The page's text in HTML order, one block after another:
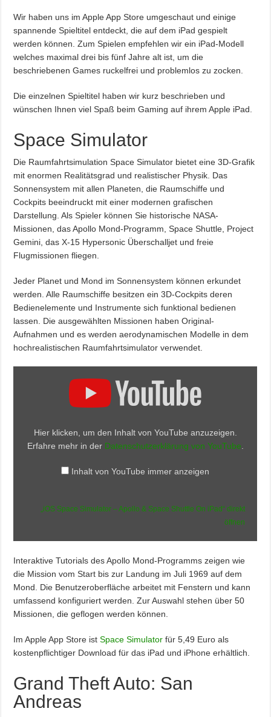
Wir haben uns im Apple App Store umgeschaut und einige
spannende Spieltitel entdeckt, die auf dem iPad gespielt
werden können. Zum Spielen empfehlen wir ein iPad-Modell
welches maximal drei bis fünf Jahre alt ist, um die
beschriebenen Games ruckelfrei und problemlos zu zocken.
Die einzelnen Spieltitel haben wir kurz beschrieben und
wünschen Ihnen viel Spaß beim Gaming auf ihrem Apple iPad.
Space Simulator
Die Raumfahrtsimulation Space Simulator bietet eine 3D-Grafik
mit enormen Realitätsgrad und realistischer Physik. Das
Sonnensystem mit allen Planeten, die Raumschiffe und
Cockpits beeindruckt mit einer modernen grafischen
Darstellung. Als Spieler können Sie historische NASA-
Missionen, das Apollo Mond-Programm, Space Shuttle, Project
Gemini, das X-15 Hypersonic Überschalljet und freie
Flugmissionen fliegen.
Jeder Planet und Mond im Sonnensystem können erkundet
werden. Alle Raumschiffe besitzen ein 3D-Cockpits deren
Bedienelemente und Instrumente sich funktional bedienen
lassen. Die ausgewählten Missionen haben Original-
Aufnahmen und es werden aerodynamischen Modelle in dem
hochrealistischen Raumfahrtsimulator verwendet.
Shuttle
iPad“
Hier klicken, um den Inhalt von YouTube anzuzeigen.
Erfahre mehr in der Datenschutzerklärung von YouTube
Inhalt von YouTube immer anzeigen
„iOS Space Simulator – Apollo & Space Shuttle On iPad“ direkt
öffnen
Interaktive Tutorials des Apollo Mond-Programms zeigen wie
die Mission vom Start bis zur Landung im Juli 1969 auf dem
Mond. Die Benutzeroberfläche arbeitet mit Fenstern und kann
umfassend konfiguriert werden. Zur Auswahl stehen über 50
Missionen, die geflogen werden können.
Im Apple App Store istSpace Simulator für 5,49 Euro als
kostenpflichtiger Download für das iPad und iPhone erhältlich.
Grand Theft Auto: San
Andreas